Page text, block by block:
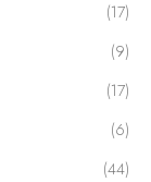
(17)
(9)
(17)
(6)
(44)